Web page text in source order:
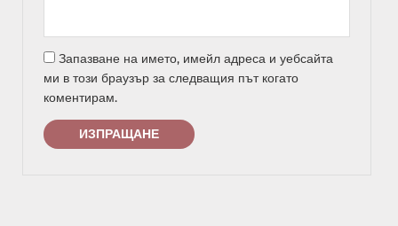
Запазване на името, имейл адреса и уебсайта
ми в този браузър за следващия път когато
коментирам.